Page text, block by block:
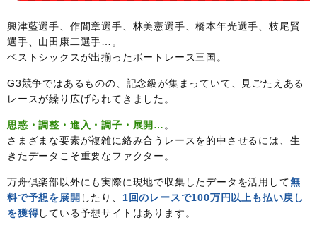
興津藍選手、作間章選手、林美憲選手、橋本年光選手、枝尾賢
選手、山田康二選手…。
ベストシックスが出揃ったボートレース三国。
G3競争ではあるものの、記念級が集まっていて、見ごたえある
レースが繰り広げられてきました。
思惑・調整・進入・調子・展開… 。
さまざまな要素が複雑に絡み合うレースを的中させるには、生
きたデータこそ重要なファクター。
万舟倶楽部以外にも実際に現地で収集したデータを活用して無
料で予想を展開 したり、 1回のレースで100万円以上も払い戻し
を獲得している予想サイトはあります。